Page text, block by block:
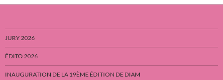
JURY 2026
ÉDITO 2026
INAUGURATION DE LA 19ÈME ÉDITION DE DIAM